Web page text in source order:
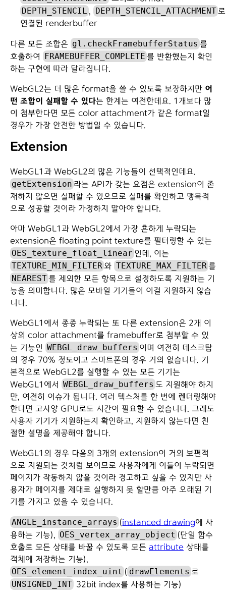
DEPTH_STENCIL , DEPTH_STENCIL_ATTACHMENT로
연결된 renderbuffer
다른 모든 조합은 gl.checkFramebufferStatus 를
호출하여
FRAMEBUFFER_COMPLETE 를 반환했는지 확인
하는 구현에 따라 달라집니다.
WebGL2는 더 많은 format을 쓸 수 있도록 보장하지만 어
떤 조합이 실패할 수 있다는 한계는 여전한데요. 1개보다 많
이 첨부한다면 모든 color attachment가 같은 format일
경우가 가장 안전한 방법일 수 있습니다.
Extension
WebGL1과 WebGL2의 많은 기능들이 선택적인데요.
getExtension 라는 API가 갖는 요점은 extension이 존
재하지 않으면 실패할 수 있으므로 실패를 확인하고 맹목적
으로 성공할 것이라 가정하지 말아야 합니다.
아마 WebGL1과 WebGL2에서 가장 흔하게 누락되는
extension은 floating point texture를 필터링할 수 있는
OES_texture_float_linear 인데, 이는
TEXTURE_MIN_FILTER 와 TEXTURE_MAX_FILTER를
NEAREST를 제외한 모든 항목으로 설정하도록 지원하는 기
능을 의미합니다. 많은 모바일 기기들이 이걸 지원하지 않습
니다.
WebGL1에서 종종 누락되는 또 다른 extension은 2개 이
상의 color attachment를 framebuffer로 첨부할 수 있
는 기능인 WEBGL_draw_buffers 이며 여전히 데스크탑
의 경우 70% 정도이고 스마트폰의 경우 거의 없습니다. 기
본적으로 WebGL2를 실행할 수 있는 모든 기기는
WebGL1에서 WEBGL_draw_buffers 도 지원해야 하지
만, 여전히 이슈가 됩니다. 여러 텍스처를 한 번에 렌더링해야
한다면 고사양 GPU로도 시간이 필요할 수 있습니다. 그래도
사용자 기기가 지원하는지 확인하고, 지원하지 않는다면 친
절한 설명을 제공해야 합니다.
WebGL1의 경우 다음의 3개의 extension이 거의 보편적
으로 지원되는 것처럼 보이므로 사용자에게 이들이 누락되면
페이지가 작동하지 않을 것이라 경고하고 싶을 수 있지만 사
용자가 페이지를 제대로 실행하지 못 할만큼 아주 오래된 기
기를 가지고 있을 수 있습니다.
ANGLE_instance_arrays (instanced drawing에 사
용하는 기능), OES_vertex_array_object (단일 함수
호출로 모든 상태를 바꿀 수 있도록 모든 attribute 상태를
객체에 저장하는 기능),
OES_element_index_uint ( drawElements 로
UNSIGNED_INT 32bit index를 사용하는 기능)